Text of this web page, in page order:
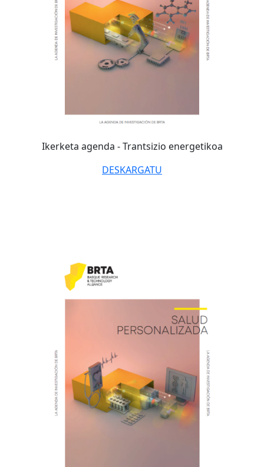
Ikerketa agenda -Trantsizio energetikoa
DESKARGATU